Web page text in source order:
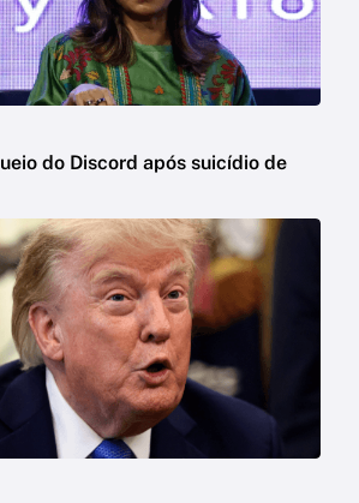
do Discord após suicídio de